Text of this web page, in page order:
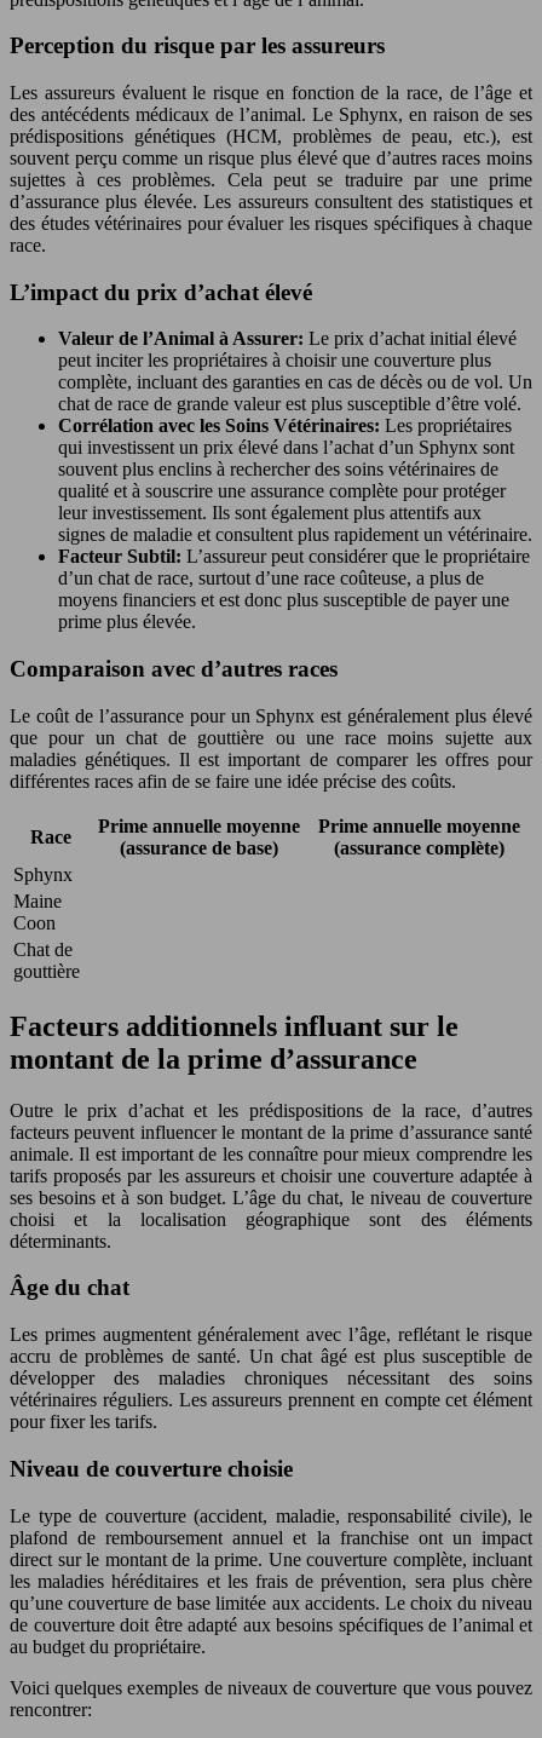
Perception du risque par les assureurs
Les assureurs évaluent le risque en fonction de la race, de l’âge et
des antécédents médicaux de l’animal. Le Sphynx, en raison de ses
prédispositions génétiques (HCM, problèmes de peau, etc.), est
souvent perçu comme un risque plus élevé que d’autres races moins
sujettes à ces problèmes. Cela peut se traduire par une prime
d’assurance plus élevée. Les assureurs consultent des statistiques et
des études vétérinaires pour évaluer les risques spécifiques à chaque
race.
L’impact du prix d’achat élevé
Valeur de l’Animal à Assurer: Le prix d’achat initial élevé
peut inciter les propriétaires à choisir une couverture plus
complète, incluant des garanties en cas de décès ou de vol. Un
chat de race de grande valeur est plus susceptible d’être volé.
Corrélation avec les Soins Vétérinaires: Les propriétaires
qui investissent un prix élevé dans l’achat d’un Sphynx sont
souvent plus enclins à rechercher des soins vétérinaires de
qualité et à souscrire une assurance complète pour protéger
leur investissement. Ils sont également plus attentifs aux
signes de maladie et consultent plus rapidement un vétérinaire.
Facteur Subtil: L’assureur peut considérer que le propriétaire
d’un chat de race, surtout d’une race coûteuse, a plus de
moyens financiers et est donc plus susceptible de payer une
prime plus élevée.
Comparaison avec d’autres races
Le coût de l’assurance pour un Sphynx est généralement plus élevé
que pour un chat de gouttière ou une race moins sujette aux
maladies génétiques. Il est important de comparer les offres pour
différentes races afin de se faire une idée précise des coûts.
Race
Prime annuelle moyenne
(assurance de base)
Prime annuelle moyenne
(assurance complète)
Sphynx
Maine
Coon
Chat de
gouttière
Facteurs additionnels influant sur le
montant de la prime d’assurance
Outre le prix d’achat et les prédispositions de la race, d’autres
facteurs peuvent influencer le montant de la prime d’assurance santé
animale. Il est important de les connaître pour mieux comprendre les
tarifs proposés par les assureurs et choisir une couverture adaptée à
ses besoins et à son budget. L’âge du chat, le niveau de couverture
choisi et la localisation géographique sont des éléments
déterminants.
Âge du chat
Les primes augmentent généralement avec l’âge, reflétant le risque
accru de problèmes de santé. Un chat âgé est plus susceptible de
développer des maladies chroniques nécessitant des soins
vétérinaires réguliers. Les assureurs prennent en compte cet élément
pour fixer les tarifs.
Niveau de couverture choisie
Le type de couverture (accident, maladie, responsabilité civile), le
plafond de remboursement annuel et la franchise ont un impact
direct sur le montant de la prime. Une couverture complète, incluant
les maladies héréditaires et les frais de prévention, sera plus chère
qu’une couverture de base limitée aux accidents. Le choix du niveau
de couverture doit être adapté aux besoins spécifiques de l’animal et
au budget du propriétaire.
Voici quelques exemples de niveaux de couverture que vous pouvez
rencontrer: